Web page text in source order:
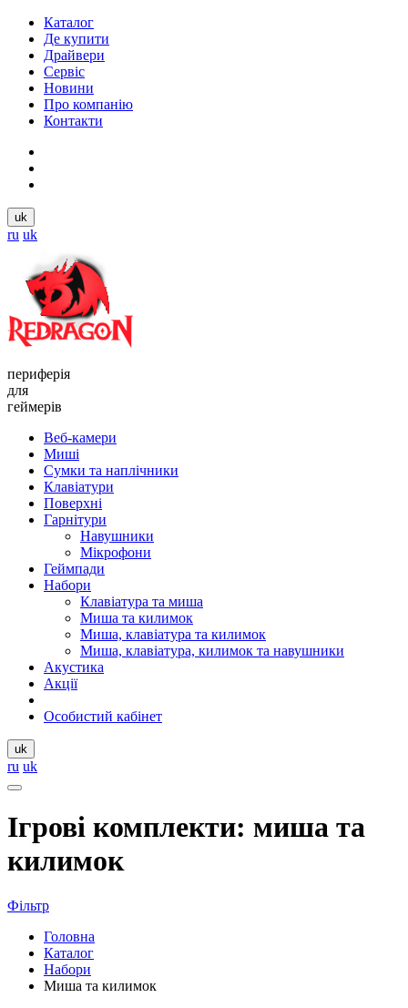
Каталог
Де купити
Драйвери
Сервіс
Новини
Про компанію
Контакти
uk
ru uk
периферія
для
геймерів
Веб-камери
Миші
Сумки та наплічники
Клавіатури
Поверхні
Гарнітури
Навушники
Мікрофони
Геймпади
Набори
Клавіатура та миша
Миша та килимок
Миша, клавіатура та килимок
Миша, клавіатура, килимок та навушники
Акустика
Акції
Особистий кабінет
uk
ru uk
Ігрові комплекти: миша та
килимок
Фільтр
Головна
Каталог
Набори
Миша та килимок